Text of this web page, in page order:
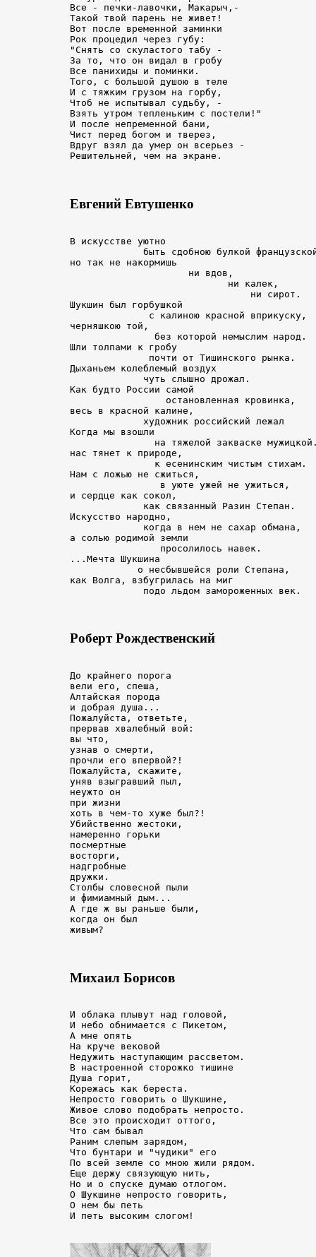
Все - печки-лавочки, Макарыч,-
Такой твой парень не живет!
Вот после временной заминки
Рок процедил через губу:
"Снять со скуластого табу -
За то, что он видал в гробу
Все панихиды и поминки.
Того, с большой душою в теле
И с тяжким грузом на горбу,
Чтоб не испытывал судьбу, -
Взять утром тепленьким с постели!"
И после непременной бани,
Чист перед богом и тверез,
Вдруг взял да умер он всерьез -
Евгений Евтушенко
В искусстве уютно
быть сдобною булкой
но так не накормишь
                     ни вдов,
                            ни калек,
                                ни сирот.
Шукшин был горбушкой
              с калиною красной вприкуску,
черняшкою той,
               без которой немыслим народ.
Шли толпами к гробу
              почти от Тишинского рынка.
Дыханьем колеблемый воздух
             чуть слышно дрожал.
Как будто России самой
                 остановленная кровинка,
весь в красной калине,
             художник российский лежал
Когда мы взошли
на тяжелой закваске
нас тянет к природе,
               к есенинским чистым стихам.
Нам с ложью не сжиться,
                в уюте ужей не ужиться,
и сердце как сокол,
             как связанный Разин Степан.
Искусство народно,
             когда в нем не сахар обмана,
а солью родимой земли
                просолилось навек.
...Мечта Шукшина
            о несбывшейся роли Степана,
как Волга, взбугрилась на миг
Роберт Рождественский
До крайнего порога
вели его, спеша,
Алтайская порода
и добрая душа...
Пожалуйста, ответьте,
прервав хвалебный вой:
вы что,
узнав о смерти,
прочли его впервой?!
Пожалуйста, скажите,
уняв взыгравший пыл,
неужто он
при жизни
хоть в чем-то хуже был?!
Убийственно жестоки,
намеренно горьки
посмертные
восторги,
надгробные
дружки.
Столбы словесной пыли
и фимиамный дым...
А где ж вы раньше были,
когда он был
Михаил Борисов
И облака плывут над головой,
И небо обнимается с Пикетом,
А мне опять
На круче вековой
Недужить наступающим рассветом.
В настроенной сторожко тишине
Душа горит,
Корежась как береста.
Непросто говорить о Шукшине,
Живое слово подобрать непросто.
Все это происходит оттого,
Что сам бывал
Раним слепым зарядом,
Что бунтари и "чудики" его
По всей земле со мною жили рядом.
Еще держу связующую нить,
Но и о спуске думаю отлогом.
О Шукшине непросто говорить,
О нем бы петь